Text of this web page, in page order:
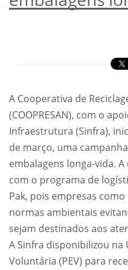
A Cooperativa de
(COOPRESAN), com o
Infraestrutura (Sinfra),
de março, uma
embalagens longa-vida.
com o programa de
Pak, pois empresas
normas ambientais
sejam destinados aos
A Sinfra disponibilizou na
Voluntária (PEV) para